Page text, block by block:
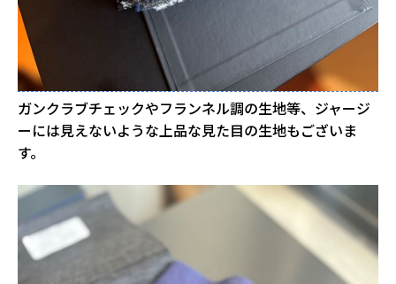
ガンクラブチェックやフランネル調の生地等、ジャージ
ーには見えないような上品な見た目の生地もございま
す。